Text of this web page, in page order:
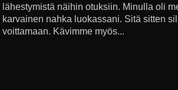
lähestymistä näihin otuksiin. Minulla oli
karvainen nahka luokassani. Sitä sitten
voittamaan. Kävimme myös...